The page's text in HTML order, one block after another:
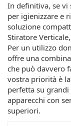
In definitiva, se vi
per igienizzare e
soluzione
Stiratore
Per un utilizzo
offre una
che può davvero
vostra priorità è
perfetta su
apparecchi con
superiori.